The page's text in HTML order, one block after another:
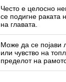
Често е целосно
се подигне раката
на главата.
Може да се појави
или чувство на
пределот на